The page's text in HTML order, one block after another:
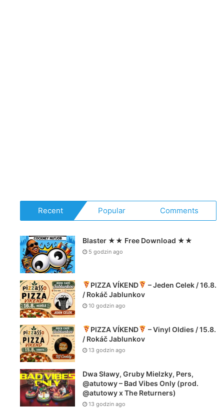
Recent Popular Comments
Blaster ★★ Free Download ★★
5 godzin ago
PIZZA VÍKEND
– Jeden Celek / 16.8.
/ Rokáč Jablunkov
10 godzin ago
PIZZA VÍKEND
– Vinyl Oldies / 15.8.
/ Rokáč Jablunkov
13 godzin ago
Dwa Sławy, Gruby Mielzky, Pers,
@atutowy – Bad Vibes Only (prod.
@atutowy x The Returners)
13 godzin ago